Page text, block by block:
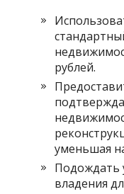
рублей.
уменьшая
Подождать
владения